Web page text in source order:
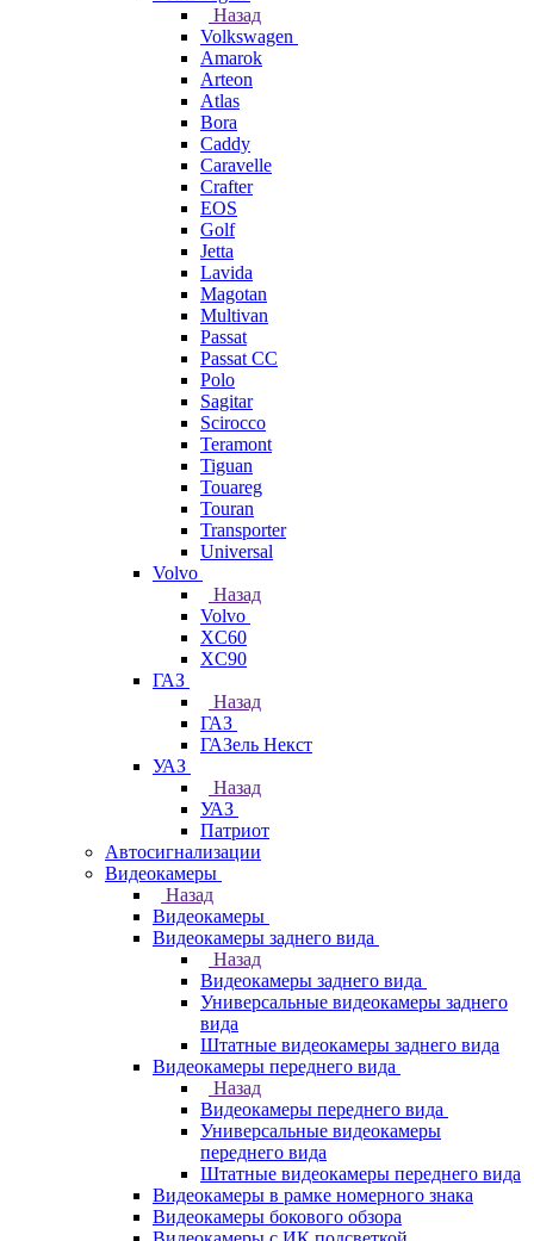
Назад
Volkswagen
Amarok
Arteon
Atlas
Bora
Caddy
Caravelle
Crafter
EOS
Golf
Jetta
Lavida
Magotan
Multivan
Passat
Passat CC
Polo
Sagitar
Scirocco
Teramont
Tiguan
Touareg
Touran
Transporter
Universal
Volvo
Назад
Volvo
XC60
XC90
ГАЗ
Назад
ГАЗ
ГАЗель Некст
УАЗ
Назад
УАЗ
Патриот
Автосигнализации
Видеокамеры
Назад
Видеокамеры
Видеокамеры заднего вида
Назад
Видеокамеры заднего вида
Универсальные видеокамеры заднего
вида
Штатные видеокамеры заднего вида
Видеокамеры переднего вида
Назад
Видеокамеры переднего вида
Универсальные видеокамеры
переднего вида
Штатные видеокамеры переднего вида
Видеокамеры в рамке номерного знака
Видеокамеры бокового обзора